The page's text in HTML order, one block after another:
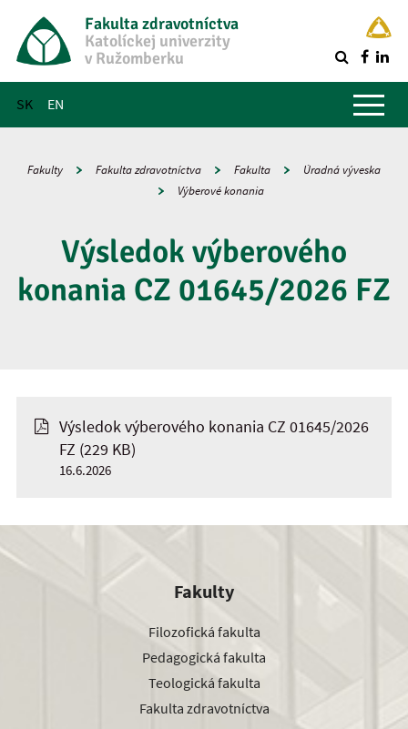
Fakulta zdravotníctva
Katolíckej univerzity
v Ružomberku
SK EN
Hlavné menu
Fakulty Fakulta zdravotníctva Fakulta
Úradná výveska
Výberové konania
Výsledok výberového
konania CZ 01645/2026 FZ
Výsledok výberového konania CZ 01645/2026
FZ (229 KB)
16.6.2026
Fakulty
Filozofická fakulta
Pedagogická fakulta
Teologická fakulta
Fakulta zdravotníctva